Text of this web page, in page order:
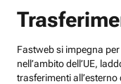
Fastweb si impegna
nell’ambito dell’UE,
trasferimenti all’esterno